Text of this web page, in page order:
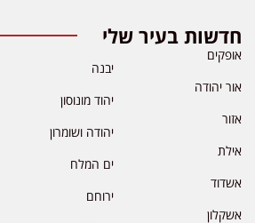
חדשות בעיר שלי
אופקים
אור יהודה
אזור
אילת
אשדוד
אשקלון
יבנה
יהוד מונוסון
יהודה ושומרון
ים המלח
ירוחם